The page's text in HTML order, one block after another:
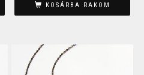
KOSÁRBA RAKOM